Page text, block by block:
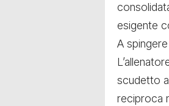
esigente
A
scudetto
reciproca